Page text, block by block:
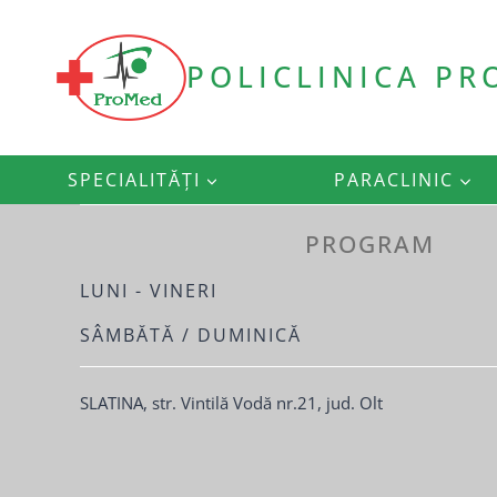
content
POLICLINICA
SPECIALITĂȚI PARACLINIC
Promed
Slatina
PROGRAM
LUNI - VINERI
SÂMBĂTĂ / DUMINICĂ
SLATINA, str. Vintilă Vodă nr.21, jud. Olt